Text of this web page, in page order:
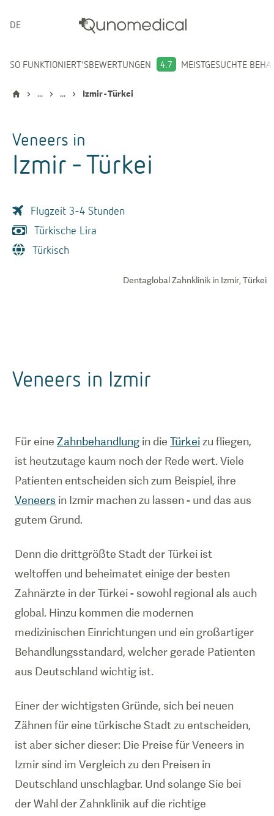
DEUTSCH
SO FUNKTIONIERT'SBEWERTUNGEN 4.7 MEISTGESUCHTE
... ... Izmir - Türkei
Veneers in
Izmir - Türkei
Flugzeit 3-4 Stunden
Türkische Lira
Türkisch
Dentaglobal Zahnklinik in Izmir, Türkei
Veneers in Izmir
Für eine Zahnbehandlung in die Türkeizu fliegen,
ist heutzutage kaum noch der Rede wert. Viele
Patienten entscheiden sich zum Beispiel, ihre
Veneers in Izmir machen zu lassen - und das aus
gutem Grund.
Denn die drittgrößte Stadt der Türkei ist
weltoffen und beheimatet einige der besten
Zahnärzte in der Türkei - sowohl regional als auch
global. Hinzu kommen die modernen
medizinischen Einrichtungen und ein großartiger
Behandlungsstandard, welcher gerade Patienten
aus Deutschland wichtig ist.
Einer der wichtigsten Gründe, sich bei neuen
Zähnen für eine türkische Stadt zu entscheiden,
ist aber sicher dieser: Die Preise für Veneers in
Izmir sind im Vergleich zu den Preisen in
Deutschland unschlagbar. Und solange Sie bei
der Wahl der Zahnklinik auf die richtige